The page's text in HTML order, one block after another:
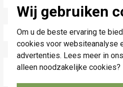
Wij gebruiken
Om u de beste ervaring te
cookies voor websiteanalyse
advertenties. Lees meer in ons
alleen noodzakelijke cookies?
Oppervlaktebescherming
Uitvoerrichting
Opdrukveld
Geschikt voor aantal